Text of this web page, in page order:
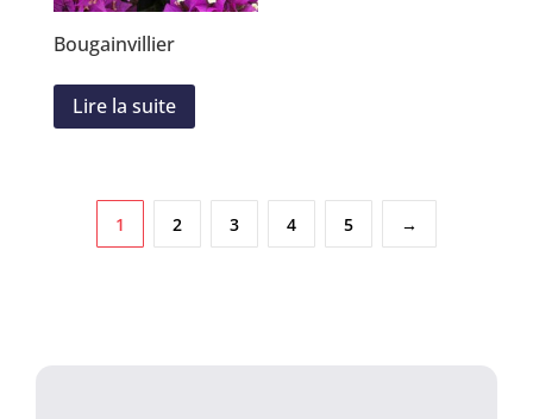
Bougainvillier
Lire la suite
1 2 3 4 5 →